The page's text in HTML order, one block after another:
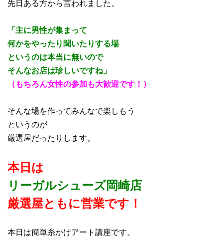
先日ある方から言われました。
「主に男性が集まって
何かをやったり聞いたりする場
というのは本当に無いので
そんなお店は珍しいですね」
（もちろん女性の参加も大歓迎です！）
そんな場を作ってみんなで楽しもう
というのが
厳選屋だったりします。
本日は
リーガルシューズ岡崎店
厳選屋ともに営業です！
本日は簡単糸かけアート講座です。